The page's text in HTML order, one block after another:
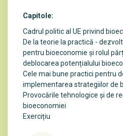
Capitole:
Cadrul political UE privind
De la teorie la practică -
pentru bioeconomie și rolul
deblocarea potențialului
Cele mai bune practici pentru
implementarea strategiilor de
Provocările tehnologice și de
bioeconomiei
Exercițiu